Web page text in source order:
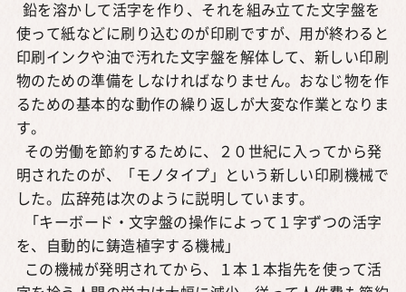
鉛を溶かして活字を作り、それを組み立てた文字盤を
使って紙などに刷り込むのが印刷ですが、用が終わると
印刷インクや油で汚れた文字盤を解体して、新しい印刷
物のための準備をしなければなりません。おなじ物を作
るための基本的な動作の繰り返しが大変な作業となりま
す。
その労働を節約するために、２０世紀に入ってから発
明されたのが、「モノタイプ」という新しい印刷機械で
した。広辞苑は次のように説明しています。
「キーボード・文字盤の操作によって１字ずつの活字
を、自動的に鋳造植字する機械」
この機械が発明されてから、１本１本指先を使って活